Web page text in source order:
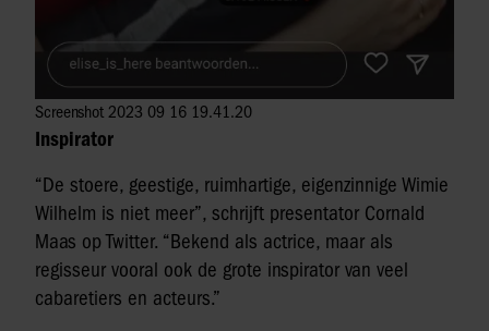
Screenshot 2023 09 16 19.41.20
Inspirator
“De stoere, geestige, ruimhartige, eigenzinnige Wimie
Wilhelm is niet meer”, schrijft presentator Cornald
Maas op Twitter. “Bekend als actrice, maar als
regisseur vooral ook de grote inspirator van veel
cabaretiers en acteurs.”